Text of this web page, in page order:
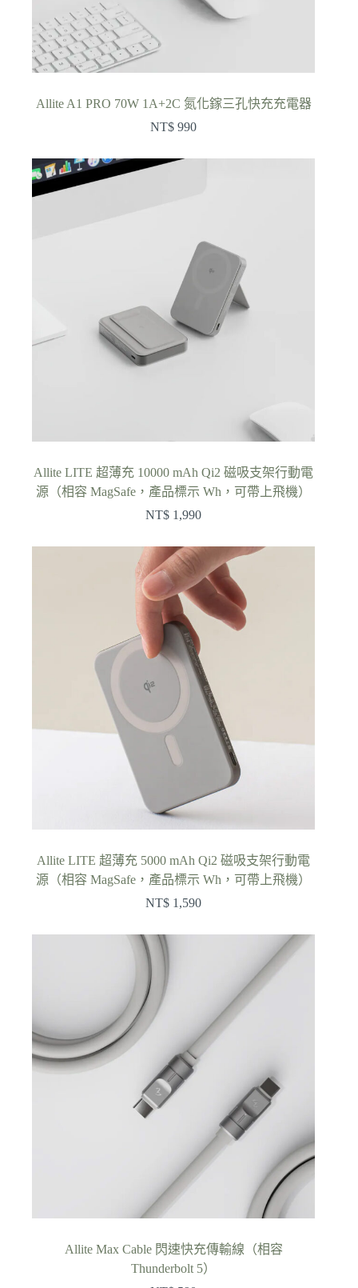
Allite A1 PRO 70W 1A+2C 氮化鎵三孔快充充電器
NT$ 990
Allite LITE 超薄充 10000 mAh Qi2 磁吸支架行動電
源（相容 MagSafe，產品標示 Wh，可帶上飛機）
NT$ 1,990
Allite LITE 超薄充 5000 mAh Qi2 磁吸支架行動電
源（相容 MagSafe，產品標示 Wh，可帶上飛機）
NT$ 1,590
Allite Max Cable 閃速快充傳輸線（相容
Thunderbolt 5）